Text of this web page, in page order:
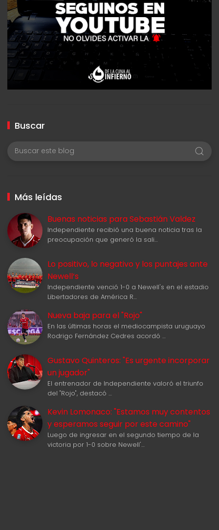
Buscar
Más leídas
Buenas noticias para Sebastián Valdez
Independiente recibió una buena noticia tras la
preocupación que generó la sali…
Lo positivo, lo negativo y los puntajes ante
Newell‘s
Independiente venció 1-0 a Newell's en el estadio
Libertadores de América R…
Nueva baja para el "Rojo"
En las últimas horas el mediocampista uruguayo
Rodrigo Fernández Cedres acordó …
Gustavo Quinteros: "Es urgente incorporar
un jugador"
El entrenador de Independiente valoró el triunfo
del "Rojo", destacó …
Kevin Lomonaco: "Estamos muy contentos
y esperamos seguir por este camino"
Luego de ingresar en el segundo tiempo de la
victoria por 1-0 sobre Newell'…